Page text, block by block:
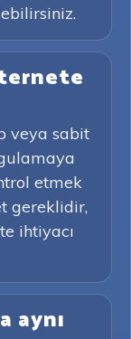
veya sabit
etmek
gereklidir,
ihtiyacı
aynı